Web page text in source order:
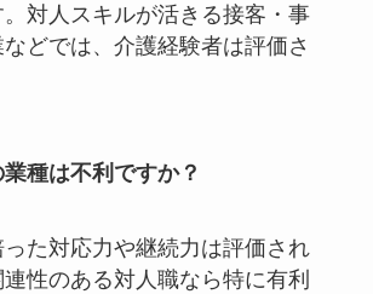
対人スキルが活きる接客・事
どでは、介護経験者は評価さ
種は不利ですか？
た対応力や継続力は評価され
連性のある対人職なら特に有利